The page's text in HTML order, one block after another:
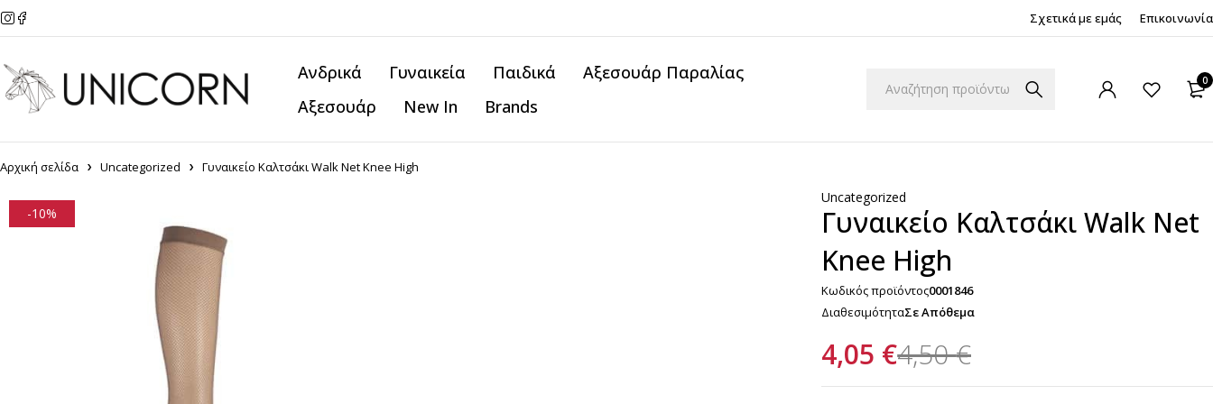
Σχετικά με εμάς Επικοινωνία
Ανδρικά Γυναικεία Παιδικά
Αξεσουάρ Παραλίας
Αξεσουάρ
New In Brands
0
Αρχική σελίδα Uncategorized Γυναικείο Καλτσάκι Walk Net Knee High
-10%
Uncategorized
Γυναικείο Καλτσάκι Walk Net
Knee High
Κωδικός προϊόντος0001846
ΔιαθεσιμότηταΣε Απόθεμα
4,50€
4,05 €